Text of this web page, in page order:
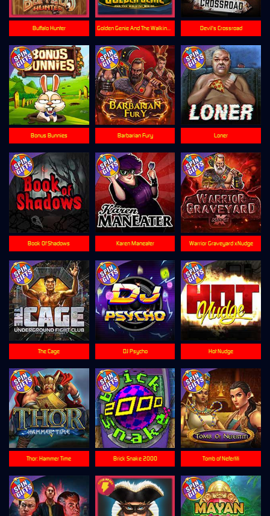
Loner
Book Of Shadows
The Cage Hot Nudge
Brick Snake 2000
Warrior Graveyard xNudge
Barbarian Fury
Devil's Crossroad
Tomb of Nefertiti
Golden Genie And The Walking Wilds
Bonus Bunnies
DJ Psycho
Buffalo Hunter
Thor: Hammer Time
Karen Maneater